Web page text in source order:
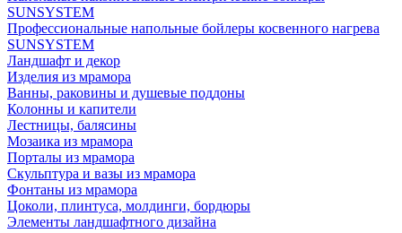
SUNSYSTEM
Профессиональные напольные бойлеры косвенного нагрева
SUNSYSTEM
Ландшафт и декор
Изделия из мрамора
Ванны, раковины и душевые поддоны
Колонны и капители
Лестницы, балясины
Мозаика из мрамора
Порталы из мрамора
Скульптура и вазы из мрамора
Фонтаны из мрамора
Цоколи, плинтуса, молдинги, бордюры
Элементы ландшафтного дизайна